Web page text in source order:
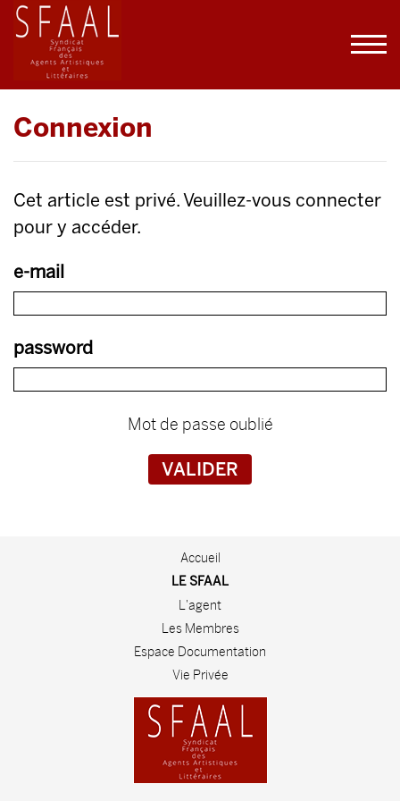
Connexion
Cet article est privé. Veuillez-vous connecter
pour y accéder.
e-mail
password
Mot de passe oublié
Accueil
LE SFAAL
L'agent
Les Membres
Espace Documentation
Vie Privée